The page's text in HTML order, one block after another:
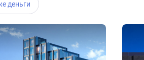
деньги